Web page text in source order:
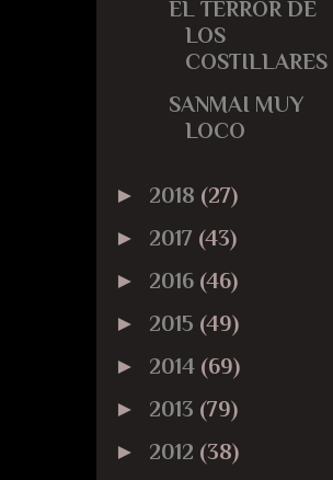
EL TERROR DE
LOS
COSTILLARES
SANMAI MUY
LOCO
► 2018 (27)
► 2017 (43)
► 2016 (46)
► 2015 (49)
► 2014 (69)
► 2013 (79)
► 2012 (38)